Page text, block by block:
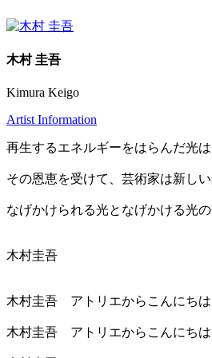
木村 圭吾
Kimura Keigo
Artist Information
再生するエネルギーをはらんだ光
その恩恵を受けて、芸術家は新し
なげかけられる光となげかける光
木村圭吾
木村圭吾 アトリエからこんにち
木村圭吾 アトリエからこんにち